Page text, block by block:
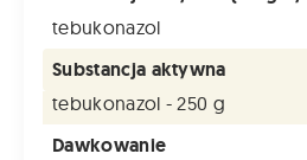
tebukonazol
Substancja aktywna
tebukonazol - 250 g
Dawkowanie